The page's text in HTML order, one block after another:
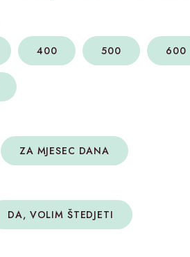
400 500 600
ZA MJESEC DANA
DA, VOLIM ŠTEDJETI